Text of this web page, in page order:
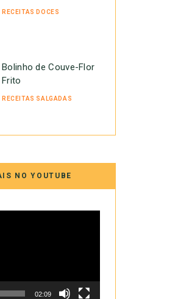
RECEITAS DOCES
Bolinho de Couve-Flor
Frito
RECEITAS SALGADAS
NO YOUTUBE
02:09